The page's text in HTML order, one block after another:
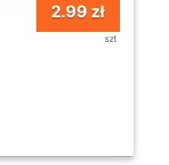
2.99 zł
szt